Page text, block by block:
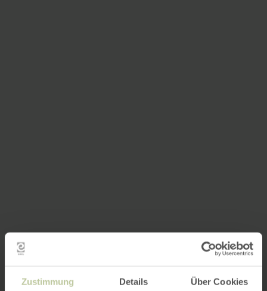
Zustimmung Details Über Cookies